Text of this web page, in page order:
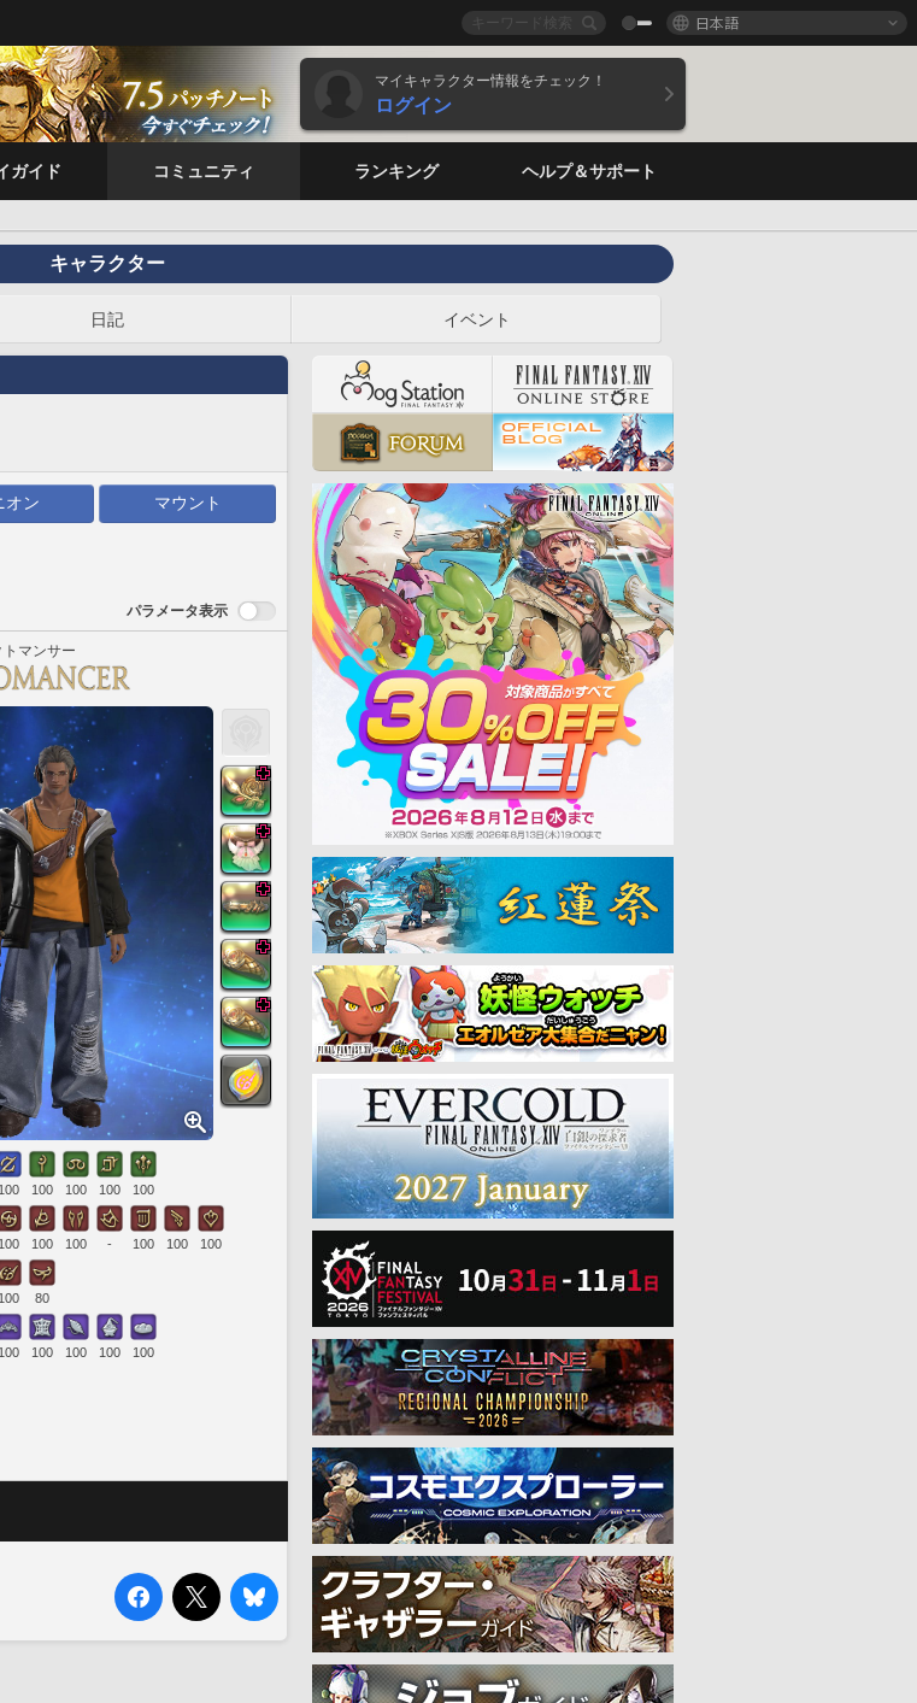
日本語
マイキャラクター情報をチェック！
ログイン
ガイド コミュニティ ランキング ヘルプ＆サポート
キャラクター
日記 イベント
オン マウント
パラメータ表示
マンサー
100 100 100 100 100
100 100 100 - 100 100 100
100 80
100 100 100 100 100